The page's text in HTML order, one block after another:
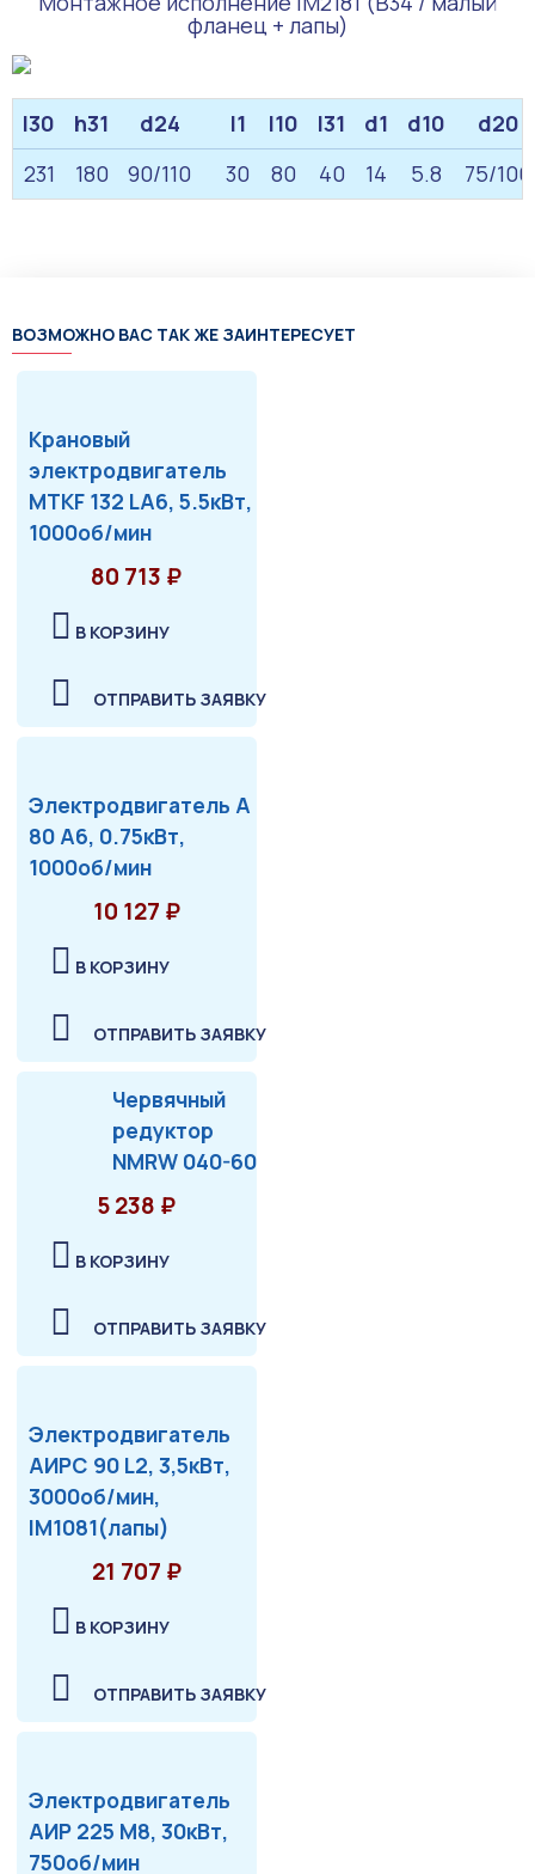
фланец + лапы)
l30 h31 d24 l1 l10 l31 d1 d10
d20
231
180 90/110 30 80 40 14 5.8 75/100
ВОЗМОЖНО ВАС ТАК ЖЕ ЗАИНТЕРЕСУЕТ
Крановый
электродвигатель
MTKF 132 LA6, 5.5кВт,
1000об/мин
80 713 ₽
В КОРЗИНУ
ОТПРАВИТЬ ЗАЯВКУ
Электродвигатель А
80 А6, 0.75кВт,
1000об/мин
10 127 ₽
В КОРЗИНУ
ОТПРАВИТЬ ЗАЯВКУ
Червячный
редуктор
NMRW 040-60
5 238 ₽
В КОРЗИНУ
ОТПРАВИТЬ ЗАЯВКУ
Электродвигатель
АИРС 90 L2, 3,5кВт,
3000об/мин,
IM1081(лапы)
21 707 ₽
В КОРЗИНУ
ОТПРАВИТЬ ЗАЯВКУ
Электродвигатель
АИР 225 М8, 30кВт,
750об/мин